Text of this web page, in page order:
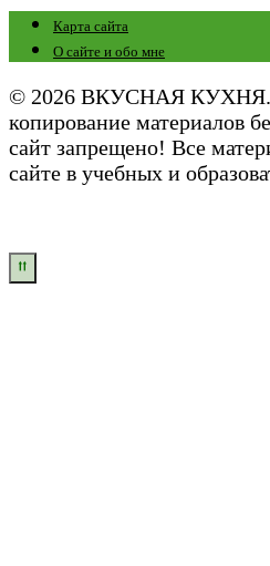
Карта сайта
О сайте и обо мне
© 2026 ВКУСНАЯ КУХНЯ.
копирование материалов
сайт запрещено! Все
сайте в учебных и